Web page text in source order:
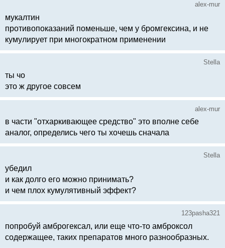
alex-mur
мукалтин
противопоказаний поменьше, чем у бромгексина, и не
кумулирует при многократном применении
Stella
ты чо
это ж другое совсем
alex-mur
в части "отхаркивающее средство" это вполне себе
аналог, определись чего ты хочешь сначала
Stella
убедил
и как долго его можно принимать?
и чем плох кумулятивный эффект?
123pasha321
попробуй амброгексал, или еще что-то амброксол
содержащее, таких препаратов много разнообразных.